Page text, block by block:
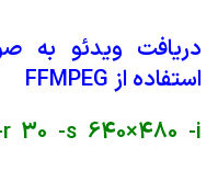
دریافت ویدئو به
استفاده از FFMPEG
30 -s 640×480 -i